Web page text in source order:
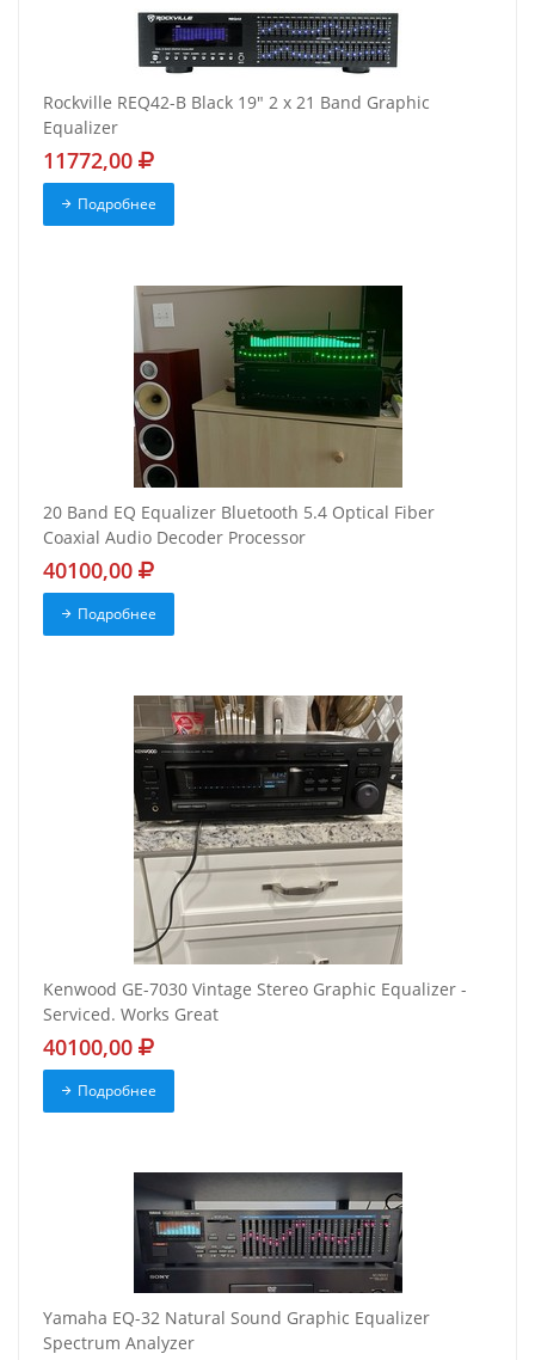
Rockville REQ42-B Black 19" 2 x 21 Band Graphic
Equalizer
11772,00
Подробнее
20 Band EQ Equalizer Bluetooth 5.4 Optical Fiber
Coaxial Audio Decoder Processor
40100,00
Подробнее
Kenwood GE-7030 Vintage Stereo Graphic Equalizer -
Serviced. Works Great
40100,00
Подробнее
Yamaha EQ-32 Natural Sound Graphic Equalizer
Spectrum Analyzer